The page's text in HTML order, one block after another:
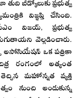
విజ్ఞప్తి చేసింది.
విజయ్, ప్రభుత్వ
వెల్లడించారు.
అసోసియేషన్ ఒక పత్రికా
రంగంలో అత్యంత
మహోన్నత వ్యక్తి
నుంచి అందుకున్న